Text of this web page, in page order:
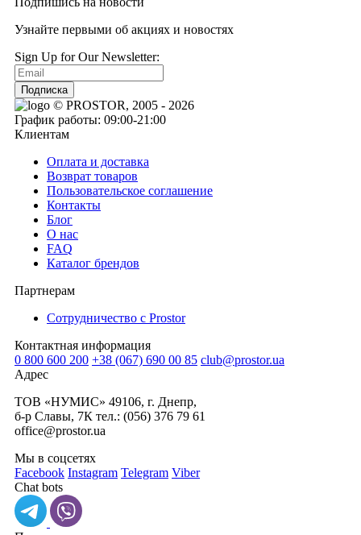
Узнайте первыми об акциях и новостях
Sign Up for Our Newsletter:
Подписка
© PROSTOR, 2005 - 2026
График работы: 09:00-21:00
Клиентам
Оплата и доставка
Возврат товаров
Пользовательское соглашение
Контакты
Блог
О нас
FAQ
Каталог брендов
Партнерам
Сотрудничество с Prostor
Контактная информация
0 800 600 200 +38 (067) 690 00 85 club@prostor.ua
Адрес
ТОВ «НУМИС» 49106, г. Днепр,
б-р Славы, 7К тел.: (056) 376 79 61
office@prostor.ua
Мы в соцсетях
Facebook Instagram Telegram Viber
Chat bots